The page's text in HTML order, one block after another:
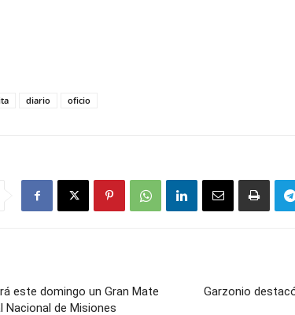
diario oficio
este domingo un Gran Mate
Nacional de Misiones
Garzonio